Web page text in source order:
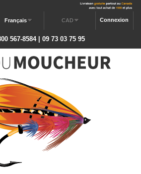
Connexion
CAD
Français
567-8584 | 09 73 03 75 95